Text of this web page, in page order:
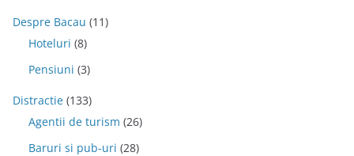
Despre Bacau (11)
Hoteluri (8)
Pensiuni (3)
Distractie (133)
Agentii de turism (26)
Baruri si pub-uri (28)